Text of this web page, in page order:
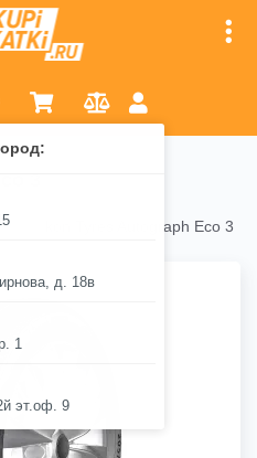
д. 18в
1
эт.оф. 9
3
Ikon Tyres Autograph Eco 3